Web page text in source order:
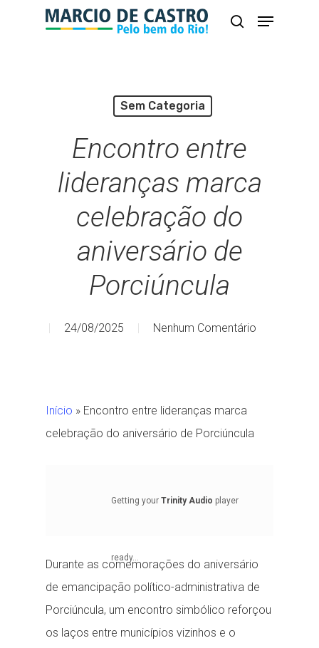
busca
Menu
Sem Categoria
Encontro entre
lideranças marca
celebração do
aniversário de
Porciúncula
24/08/2025 Nenhum Comentário
Início » Encontro entre lideranças marca
celebração do aniversário de Porciúncula
Getting your Trinity Audio player
ready...
Durante as comemorações do aniversário
de emancipação político-administrativa de
Porciúncula, um encontro simbólico reforçou
os laços entre municípios vizinhos e o